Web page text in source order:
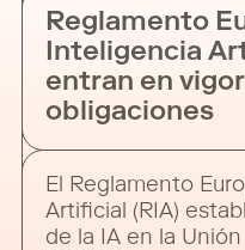
Reglamento
Inteligencia
entran en
obligaciones
El Reglamento
Artificial (RIA)
de la IA en la